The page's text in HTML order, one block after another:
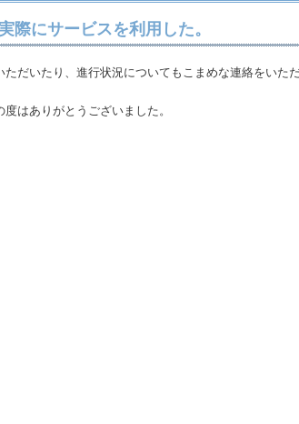
際にサービスを利用した。
だいたり、進行状況についてもこまめな連絡をいた
はありがとうございました。